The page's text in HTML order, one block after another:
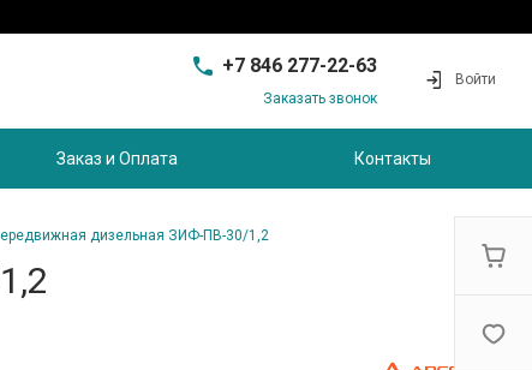
+7 846 277-22-63
+7 846 277-22-63
Совхозный, д.28, этаж 3
Заказать звонок
Войти
Заказ и Оплата Контакты
дизельная ЗИФ-ПВ-30/1,2